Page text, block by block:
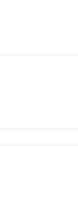
complicações.
do mercado.
e dApps.